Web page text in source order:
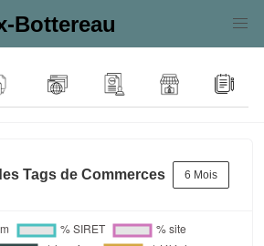
Bottereau
Tags de Commerces 6 Mois